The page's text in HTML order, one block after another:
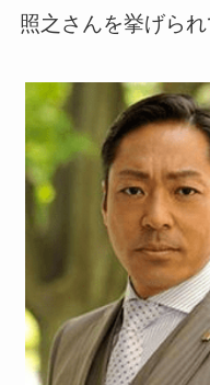
照之さんを挙げられ